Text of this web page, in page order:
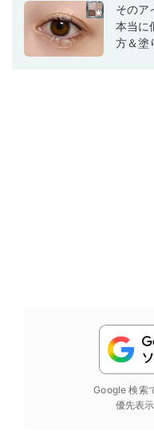
そのア
本当に
方＆塗
Google 検索
優先表